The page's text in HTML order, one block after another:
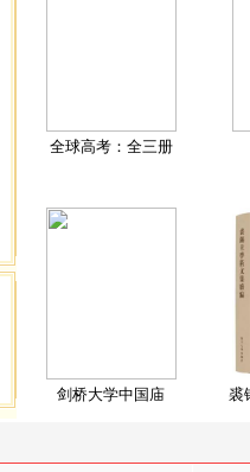
全球高考：全三册
剑桥大学中国庙 裘